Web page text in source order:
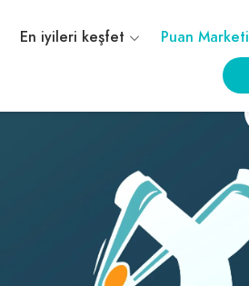
En iyileri keşfet Puan Marketi